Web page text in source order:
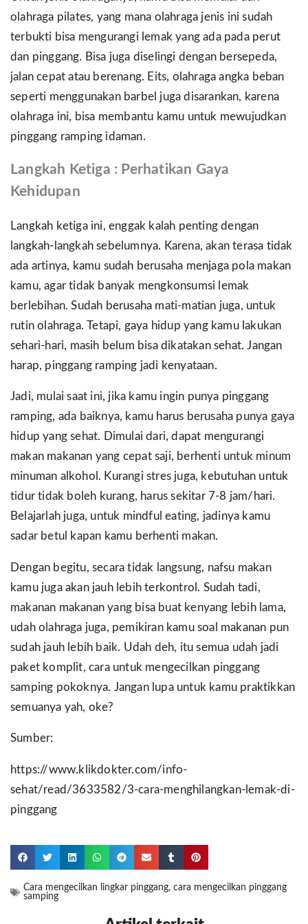
olahraga pilates, yang mana olahraga jenis ini sudah
terbukti bisa mengurangi lemak yang ada pada perut
dan pinggang. Bisa juga diselingi dengan bersepeda,
jalan cepat atau berenang. Eits, olahraga angka beban
seperti menggunakan barbel juga disarankan, karena
olahraga ini, bisa membantu kamu untuk mewujudkan
pinggang ramping idaman.
Langkah Ketiga : Perhatikan Gaya
Kehidupan
Langkah ketiga ini, enggak kalah penting dengan
langkah-langkah sebelumnya. Karena, akan terasa tidak
ada artinya, kamu sudah berusaha menjaga pola makan
kamu, agar tidak banyak mengkonsumsi lemak
berlebihan. Sudah berusaha mati-matian juga, untuk
rutin olahraga. Tetapi, gaya hidup yang kamu lakukan
sehari-hari, masih belum bisa dikatakan sehat. Jangan
harap, pinggang ramping jadi kenyataan.
Jadi, mulai saat ini, jika kamu ingin punya pinggang
ramping, ada baiknya, kamu harus berusaha punya gaya
hidup yang sehat. Dimulai dari, dapat mengurangi
makan makanan yang cepat saji, berhenti untuk minum
minuman alkohol. Kurangi stres juga, kebutuhan untuk
tidur tidak boleh kurang, harus sekitar 7-8 jam/hari.
Belajarlah juga, untuk mindful eating, jadinya kamu
sadar betul kapan kamu berhenti makan.
Dengan begitu, secara tidak langsung, nafsu makan
kamu juga akan jauh lebih terkontrol. Sudah tadi,
makanan makanan yang bisa buat kenyang lebih lama,
udah olahraga juga, pemikiran kamu soal makanan pun
sudah jauh lebih baik. Udah deh, itu semua udah jadi
paket komplit, cara untuk mengecilkan pinggang
samping pokoknya. Jangan lupa untuk kamu praktikkan
semuanya yah, oke?
Sumber:
https://www.klikdokter.com/info-
sehat/read/3633582/3-cara-menghilangkan-lemak-di-
pinggang
Cara mengecilkan lingkar pinggang, cara mengecilkan pinggang
samping